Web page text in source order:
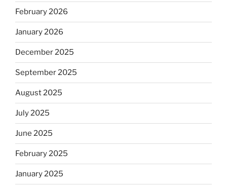
February 2026
January 2026
December 2025
September 2025
August 2025
July 2025
June 2025
February 2025
January 2025